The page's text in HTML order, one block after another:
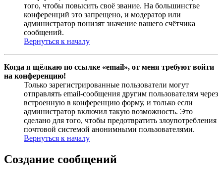
того, чтобы повысить своё звание. На большинстве
конференций это запрещено, и модератор или
администратор понизят значение вашего счётчика
сообщений.
Вернуться к началу
Когда я щёлкаю по ссылке «email», от меня требуют войти
на конференцию!
Только зарегистрированные пользователи могут
отправлять email-сообщения другим пользователям через
встроенную в конференцию форму, и только если
администратор включил такую возможность. Это
сделано для того, чтобы предотвратить злоупотребления
почтовой системой анонимными пользователями.
Вернуться к началу
Создание сообщений